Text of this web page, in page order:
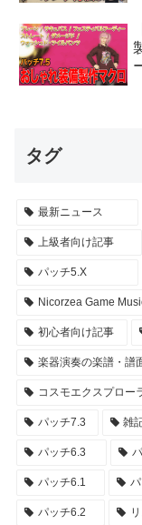
タグ
最新ニュース
上級者向け記事
パッチ5.X
Nicorzea Game
初心者向け記事
楽器演奏の楽譜・譜
コスモエクスプロー
パッチ7.3 雑
パッチ6.3
パッチ6.1
パッチ6.2